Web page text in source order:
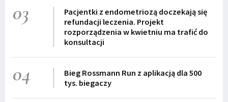
03
Pacjentki z endometriozą doczekają się
refundacji leczenia. Projekt
rozporządzenia w kwietniu ma trafić do
konsultacji
04
Bieg Rossmann Run z aplikacją dla 500
tys. biegaczy